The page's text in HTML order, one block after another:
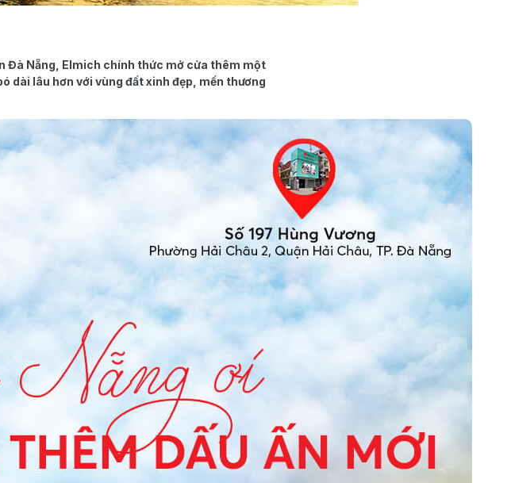
Đà Nẵng, Elmich chính thức mở cửa thêm một
dài lâu hơn với vùng đất xinh đẹp, mến thương